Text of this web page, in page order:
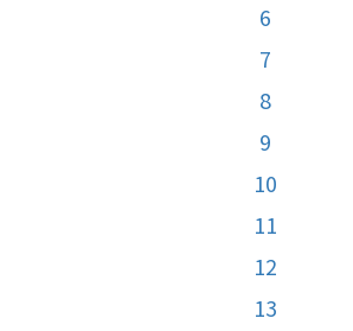
6
7
8
9
10
11
12
13